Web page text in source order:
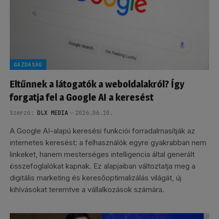
GAZDASÁG
Eltűnnek a látogatók a weboldalakról? Így
forgatja fel a Google AI a keresést
Szerző: DLX MEDIA 2026.06.10.
A Google AI-alapú keresési funkciói forradalmasítják az
internetes keresést: a felhasználók egyre gyakrabban nem
linkeket, hanem mesterséges intelligencia által generált
összefoglalókat kapnak. Ez alapjaiban változtatja meg a
digitális marketing és keresőoptimalizálás világát, új
kihívásokat teremtve a vállalkozások számára.